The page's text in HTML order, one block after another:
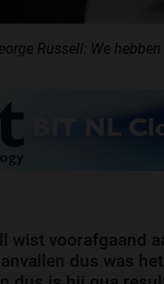
Russell: We
wist voorafgaand
dus was